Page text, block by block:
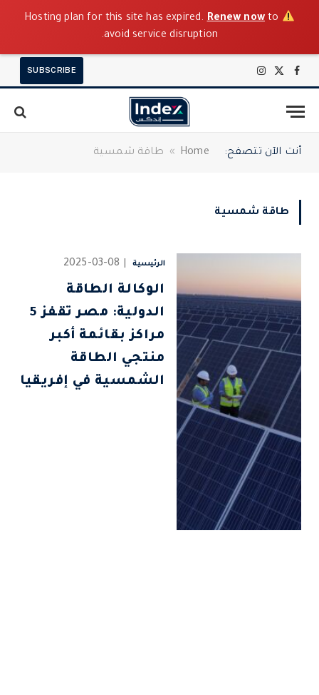
Renew nowto
avoid service disruption.
فيسبوك
X
الانستغرام
SUBSCRIBE
أنت الآن تتصفح: Home
» طاقة شمسية
طاقة شمسية
الرئيسية 2025-03-08
الوكالة الطاقة
الدولية: مصر تقفز 5
مراكز بقائمة أكبر
منتجي الطاقة
الشمسية في إفريقيا